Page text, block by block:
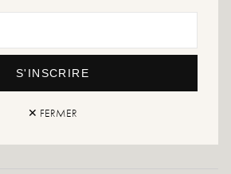
choisissez votre pointure habituelle.
conseillons d'imperméabiliser vos chaussures
points de vente qui disposent régulièrement
S'INSCRIRE
✕ FERMER